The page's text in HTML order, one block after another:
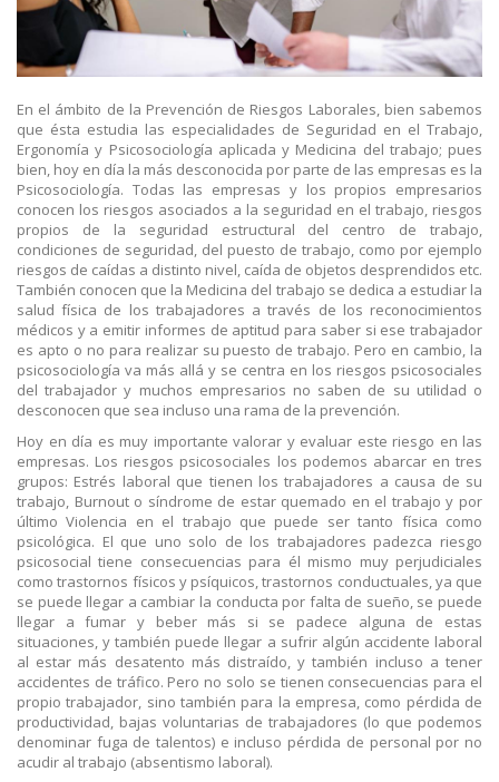
En el ámbito de la Prevención de Riesgos Laborales, bien sabemos
que ésta estudia las especialidades de Seguridad en el Trabajo,
Ergonomía y Psicosociología aplicada y Medicina del trabajo; pues
bien, hoy en día la más desconocida por parte de las empresas es la
Psicosociología. Todas las empresas y los propios empresarios
conocen los riesgos asociados a la seguridad en el trabajo, riesgos
propios de la seguridad estructural del centro de trabajo,
condiciones de seguridad, del puesto de trabajo, como por ejemplo
riesgos de caídas a distinto nivel, caída de objetos desprendidos etc.
También conocen que la Medicina del trabajo se dedica a estudiar la
salud física de los trabajadores a través de los reconocimientos
médicos y a emitir informes de aptitud para saber si ese trabajador
es apto o no para realizar su puesto de trabajo. Pero en cambio, la
psicosociología va más allá y se centra en los riesgos psicosociales
del trabajador y muchos empresarios no saben de su utilidad o
desconocen que sea incluso una rama de la prevención.
Hoy en día es muy importante valorar y evaluar este riesgo en las
empresas. Los riesgos psicosociales los podemos abarcar en tres
grupos: Estrés laboral que tienen los trabajadores a causa de su
trabajo, Burnout o síndrome de estar quemado en el trabajo y por
último Violencia en el trabajo que puede ser tanto física como
psicológica. El que uno solo de los trabajadores padezca riesgo
psicosocial tiene consecuencias para él mismo muy perjudiciales
como trastornos físicos y psíquicos, trastornos conductuales, ya que
se puede llegar a cambiar la conducta por falta de sueño, se puede
llegar a fumar y beber más si se padece alguna de estas
situaciones, y también puede llegar a sufrir algún accidente laboral
al estar más desatento más distraído, y también incluso a tener
accidentes de tráfico. Pero no solo se tienen consecuencias para el
propio trabajador, sino también para la empresa, como pérdida de
productividad, bajas voluntarias de trabajadores (lo que podemos
denominar fuga de talentos) e incluso pérdida de personal por no
acudir al trabajo (absentismo laboral).